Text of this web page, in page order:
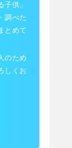
供」
調べた
とめて
のため
しくお